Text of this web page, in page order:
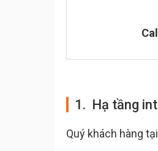
1. Hạ tầng
Quý khách hàng